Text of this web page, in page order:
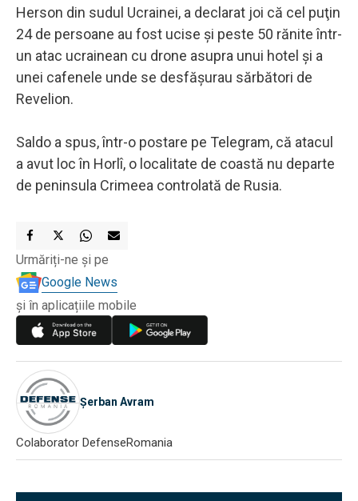
Herson din sudul Ucrainei, a declarat joi că cel puţin
24 de persoane au fost ucise şi peste 50 rănite într-
un atac ucrainean cu drone asupra unui hotel şi a
unei cafenele unde se desfăşurau sărbători de
Revelion.
Saldo a spus, într-o postare pe Telegram, că atacul
a avut loc în Horlî, o localitate de coastă nu departe
de peninsula Crimeea controlată de Rusia.
Urmăriți-ne și pe
Google News
și în aplicațiile mobile
Șerban Avram
Colaborator DefenseRomania